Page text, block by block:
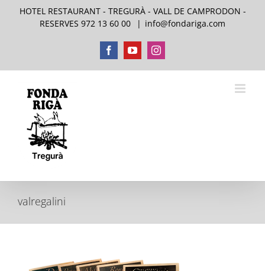
SaltarHOTEL RESTAURANT - TREGURÀ - VALL DE CAMPRODON -
RESERVES 972 13 60 00
| info@fondariga.com
FacebookYouTubeInstagram
valregalini